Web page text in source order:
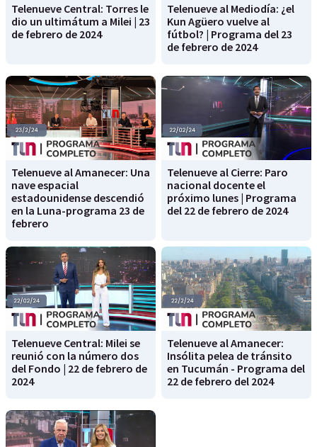
Telenueve Central: Torres le
dio un ultimátum a Milei | 23
de febrero de 2024
Telenueve al Mediodía: ¿el
Kun Agüero vuelve al
fútbol? | Programa del 23
de febrero de 2024
Telenueve al Amanecer: Una
nave espacial
estadounidense descendió
en la Luna-programa 23 de
febrero
Telenueve al Cierre: Paro
nacional docente el
próximo lunes | Programa
del 22 de febrero de 2024
Telenueve Central: Milei se
reunió con la número dos
del Fondo | 22 de febrero de
2024
Telenueve al Amanecer:
Insólita pelea de tránsito
en Tucumán - Programa del
22 de febrero del 2024